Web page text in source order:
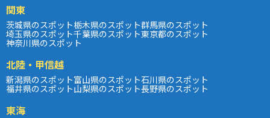
関東
茨城県のスポット栃木県のスポット群馬県のスポット
埼玉県のスポット千葉県のスポット東京都のスポット
神奈川県のスポット
北陸・甲信越
新潟県のスポット富山県のスポット石川県のスポット
福井県のスポット山梨県のスポット長野県のスポット
東海